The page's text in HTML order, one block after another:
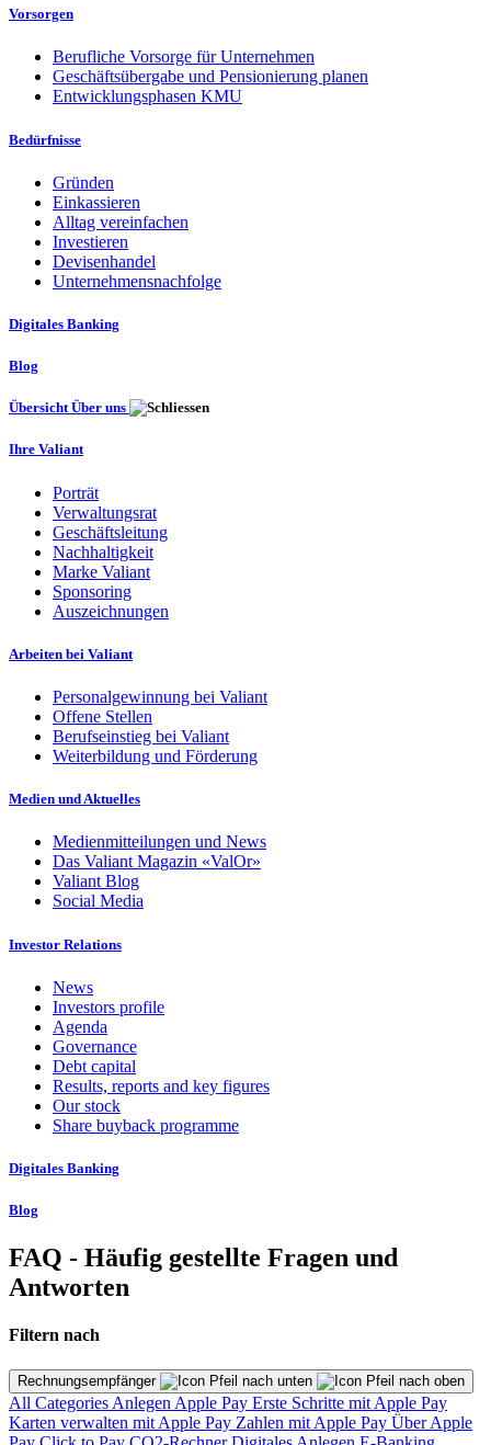
Vorsorgen
Berufliche Vorsorge für Unternehmen
Geschäftsübergabe und Pensionierung planen
Entwicklungsphasen KMU
Bedürfnisse
Gründen
Einkassieren
Alltag vereinfachen
Investieren
Devisenhandel
Unternehmensnachfolge
Digitales Banking
Blog
Übersicht Über uns
Ihre Valiant
Porträt
Verwaltungsrat
Geschäftsleitung
Nachhaltigkeit
Marke Valiant
Sponsoring
Auszeichnungen
Arbeiten bei Valiant
Personalgewinnung bei Valiant
Offene Stellen
Berufseinstieg bei Valiant
Weiterbildung und Förderung
Medien und Aktuelles
Medienmitteilungen und News
Das Valiant Magazin «ValOr»
Valiant Blog
Social Media
Investor Relations
News
Investors profile
Agenda
Governance
Debt capital
Results, reports and key figures
Our stock
Share buyback programme
Digitales Banking
Blog
FAQ - Häufig gestellte Fragen und
Antworten
Filtern nach
Rechnungsempfänger
All Categories Anlegen Apple Pay Erste Schritte mit Apple Pay
Karten verwalten mit Apple Pay Zahlen mit Apple Pay Über Apple